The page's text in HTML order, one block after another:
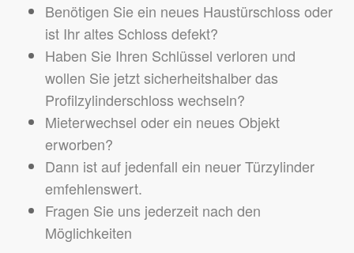
Benötigen Sie ein neues Haustürschloss oder
ist Ihr altes Schloss defekt?
Haben Sie Ihren Schlüssel verloren und
wollen Sie jetzt sicherheitshalber das
Profilzylinderschloss wechseln?
Mieterwechsel oder ein neues Objekt
erworben?
Dann ist auf jedenfall ein neuer Türzylinder
emfehlenswert.
Fragen Sie uns jederzeit nach den
Möglichkeiten